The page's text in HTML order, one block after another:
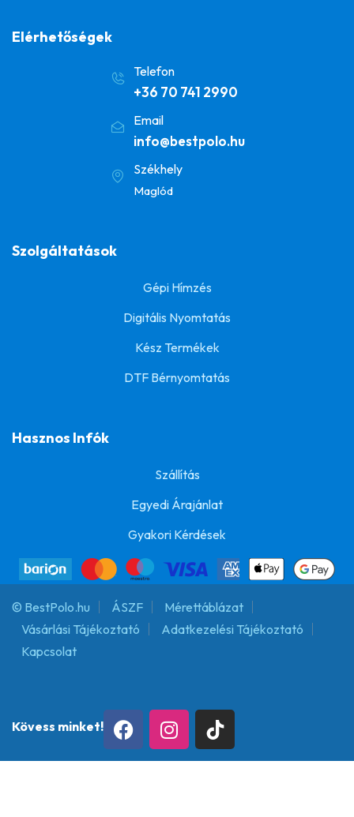
Elérhetőségek
Telefon
+36 70 741 2990
Email
info@bestpolo.hu
Székhely
Maglód
Szolgáltatások
Gépi Hímzés
Digitális Nyomtatás
Kész Termékek
DTF Bérnyomtatás
Hasznos Infók
Szállítás
Egyedi Árajánlat
Gyakori Kérdések
© BestPolo.hu ÁSZF
Mérettáblázat
Vásárlási Tájékoztató
Adatkezelési Tájékoztató
Kapcsolat
Kövess minket!